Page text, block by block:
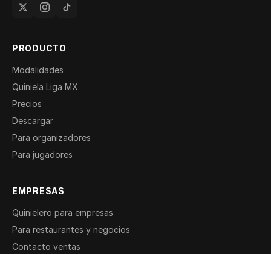
PRODUCTO
Modalidades
Quiniela Liga MX
Precios
Descargar
Para organizadores
Para jugadores
EMPRESAS
Quinielero para empresas
Para restaurantes y negocios
Contacto ventas